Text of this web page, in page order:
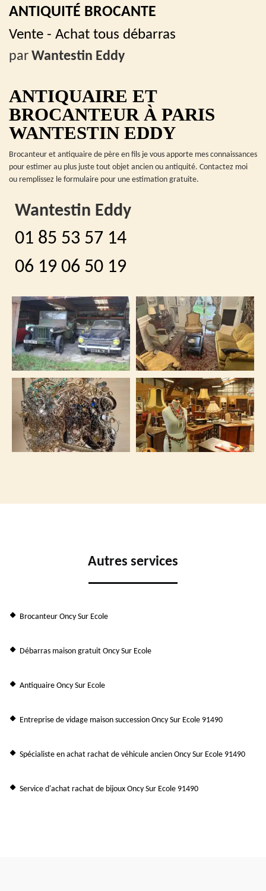
ANTIQUITÉ BROCANTE
Vente - Achat tous débarras
par Wantestin Eddy
ANTIQUAIRE ET
BROCANTEUR À PARIS
WANTESTIN EDDY
Brocanteur et antiquaire de père en fils je vous apporte mes connaissances
pour estimer au plus juste tout objet ancien ou antiquité. Contactez moi
ou remplissez le formulaire pour une estimation gratuite.
Wantestin Eddy
01 85 53 57 14
06 19 06 50 19
Autres services
Brocanteur Oncy Sur Ecole
Débarras maison gratuit Oncy Sur Ecole
Antiquaire Oncy Sur Ecole
Entreprise de vidage maison succession Oncy Sur Ecole 91490
Spécialiste en achat rachat de véhicule ancien Oncy Sur Ecole 91490
Service d'achat rachat de bijoux Oncy Sur Ecole 91490